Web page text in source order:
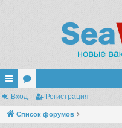
с
ы
ор
ум
Вход Регистрация
Список форумов